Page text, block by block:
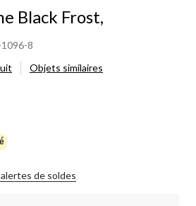
Black Frost,
8
Objets similaires
de soldes